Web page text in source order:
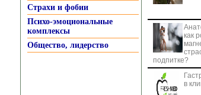
Страхи и фобии
Психо-эмоциональные
комплексы
Общество, лидерство
как
подпитке?
в